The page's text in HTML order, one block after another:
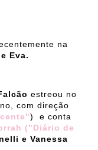
na
Eva.
estreou no
com direção
) e conta
("Diário de
e Vanessa